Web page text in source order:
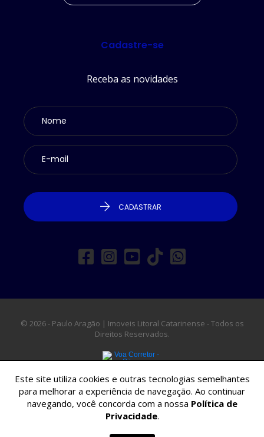
Cadastre-se
Receba as novidades
CADASTRAR
© 2026 - Paulo Aragão | Imoveis Litoral Catarinense - Todos os
Direitos Reservados.
Este site utiliza cookies e outras tecnologias semelhantes
para melhorar a experiência de navegação. Ao continuar
navegando, você concorda com a nossa Política de
Privacidade.